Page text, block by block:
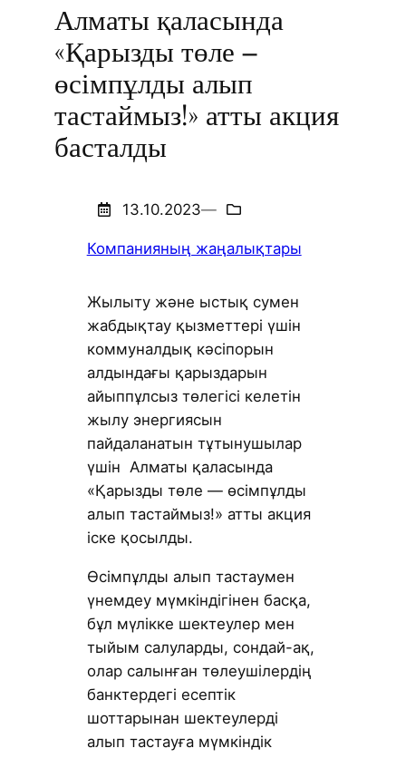
Алматы қаласында
«Қарызды төле –
өсімпұлды алып
тастаймыз!» атты акция
басталды
13.10.2023—
Компанияның жаңалықтары
Жылыту және ыстық сумен
жабдықтау қызметтері үшін
коммуналдық кәсіпорын
алдындағы қарыздарын
айыппұлсыз төлегісі келетін
жылу энергиясын
пайдаланатын тұтынушылар
үшін Алматы қаласында
«Қарызды төле — өсімпұлды
алып тастаймыз!» атты акция
іске қосылды.
Өсімпұлды алып тастаумен
үнемдеу мүмкіндігінен басқа,
бұл мүлікке шектеулер мен
тыйым салуларды, сондай-ақ,
олар салынған төлеушілердің
банктердегі есептік
шоттарынан шектеулерді
алып тастауға мүмкіндік